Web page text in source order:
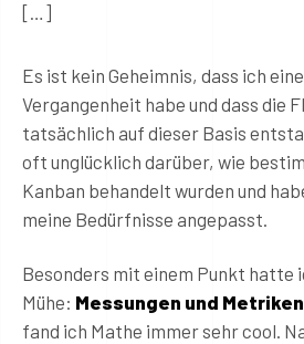
[…]
Es ist kein Geheimnis, dass ich
Vergangenheit habe und dass die
tatsächlich auf dieser Basis
oft unglücklich darüber, wie
Kanban behandelt wurden und
meine Bedürfnisse angepasst.
Besonders mit einem Punkt hatte
Mühe: Messungen und Metriken
fand ich Mathe immer sehr cool.